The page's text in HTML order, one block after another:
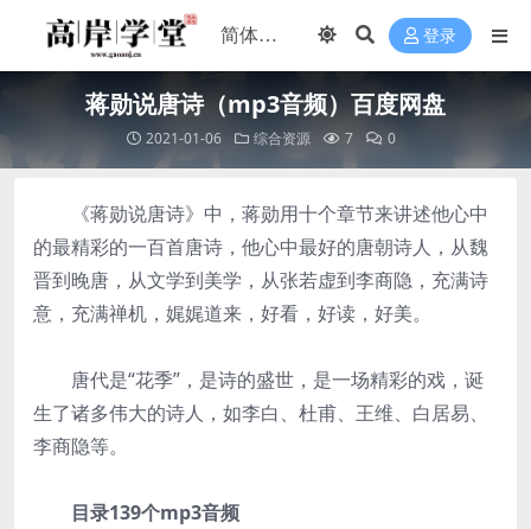
登录
蒋勋说唐诗（mp3音频）百度网盘
2021-01-06 综合资源 7 0
《蒋勋说唐诗》中，蒋勋用十个章节来讲述他心中
的最精彩的一百首唐诗，他心中最好的唐朝诗人，从魏
晋到晚唐，从文学到美学，从张若虚到李商隐，充满诗
意，充满禅机，娓娓道来，好看，好读，好美。
唐代是“花季”，是诗的盛世，是一场精彩的戏，诞
生了诸多伟大的诗人，如李白、杜甫、王维、白居易、
李商隐等。
目录139个mp3音频